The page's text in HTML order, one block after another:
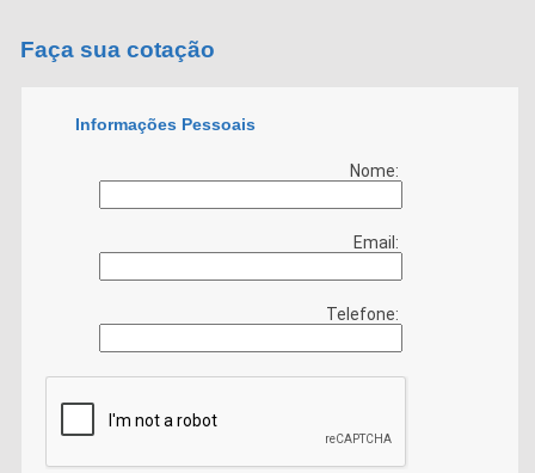
Faça sua cotação
Informações Pessoais
Nome:
Email:
Telefone: